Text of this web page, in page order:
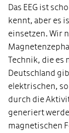
Das EEG ist
kennt, aber es
einsetzen. Wir
Technik, die es
Deutschland
elektrischen,
durch die
generiert
magnetischen